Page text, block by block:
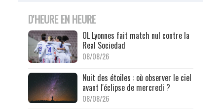
D'HEURE EN HEURE
OL Lyonnes fait match nul contre la
Real Sociedad
08/08/26
Nuit des étoiles : où observer le ciel
avant l'éclipse de mercredi ?
08/08/26